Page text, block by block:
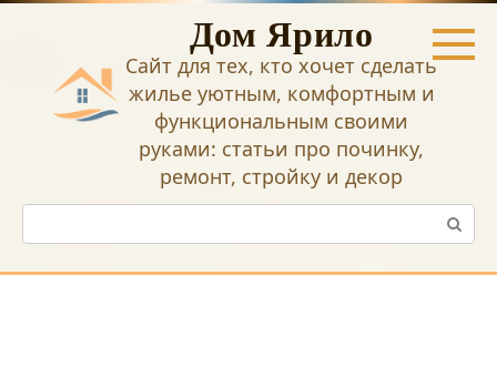
Перейти
Дом Ярило
Сайт для тех, кто хочет сделать
жилье уютным, комфортным и
функциональным своими
руками: статьи про починку,
ремонт, стройку и декор
Поиск: